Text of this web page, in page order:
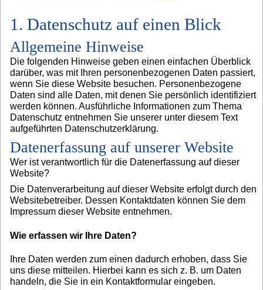
1. Datenschutz auf einen Blick
Allgemeine Hinweise
Die folgenden Hinweise geben einen einfachen Überblick
darüber, was mit Ihren personenbezogenen Daten passiert,
wenn Sie diese Website besuchen. Personenbezogene
Daten sind alle Daten, mit denen Sie persönlich identifiziert
werden können. Ausführliche Informationen zum Thema
Datenschutz entnehmen Sie unserer unter diesem Text
aufgeführten Datenschutzerklärung.
Datenerfassung auf unserer Website
Wer ist verantwortlich für die Datenerfassung auf dieser
Website?
Die Datenverarbeitung auf dieser Website erfolgt durch den
Websitebetreiber. Dessen Kontaktdaten können Sie dem
Impressum dieser Website entnehmen.
Wie erfassen wir Ihre Daten?
Ihre Daten werden zum einen dadurch erhoben, dass Sie
uns diese mitteilen. Hierbei kann es sich z. B. um Daten
handeln, die Sie in ein Kontaktformular eingeben.